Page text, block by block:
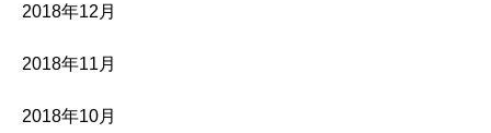
2018年12月
2018年11月
2018年10月